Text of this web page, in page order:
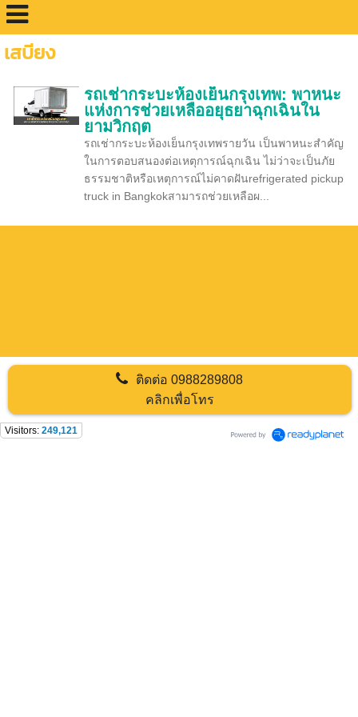
เสบียง
รถเช่ากระบะห้องเย็นกรุงเทพ: พาหนะ
แห่งการช่วยเหลืออยุธยาฉุกเฉินใน
ยามวิกฤต
รถเช่ากระบะห้องเย็นกรุงเทพรายวัน เป็นพาหนะสำคัญ
ในการตอบสนองต่อเหตุการณ์ฉุกเฉิน ไม่ว่าจะเป็นภัย
ธรรมชาติหรือเหตุการณ์ไม่คาดฝันrefrigerated pickup
truck in Bangkokสามารถช่วยเหลือผ...
ติดต่อ0988289808
คลิกเพื่อโทร
Visitors: 249,121